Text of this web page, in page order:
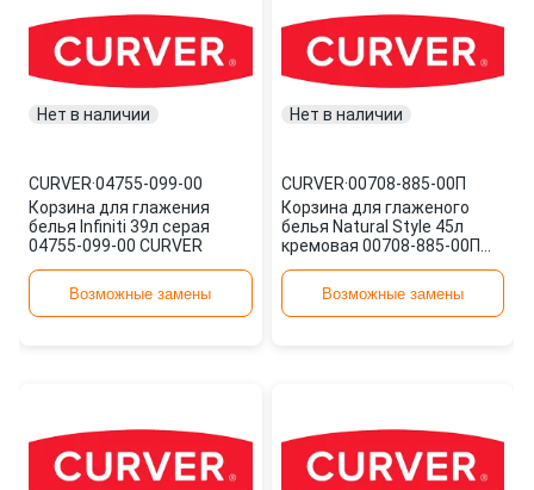
Нет в наличии
CURVER·04755-099-00
Корзина для глажения
белья Infiniti 39л серая
04755-099-00 CURVER
Возможные замены
Нет в наличии
CURVER·00708-885-00П
Корзина для глаженого
белья Natural Style 45л
кремовая 00708-885-00П
Возможные замены